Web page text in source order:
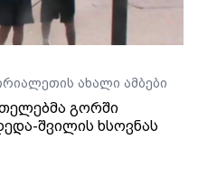
ახალი ამბები
გორში
შვილის ხსოვნას